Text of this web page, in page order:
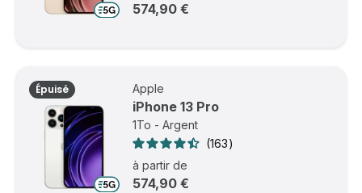
574,90 €
Épuisé Apple
iPhone 13 Pro
1To - Argent
163
à partir de
574,90 €